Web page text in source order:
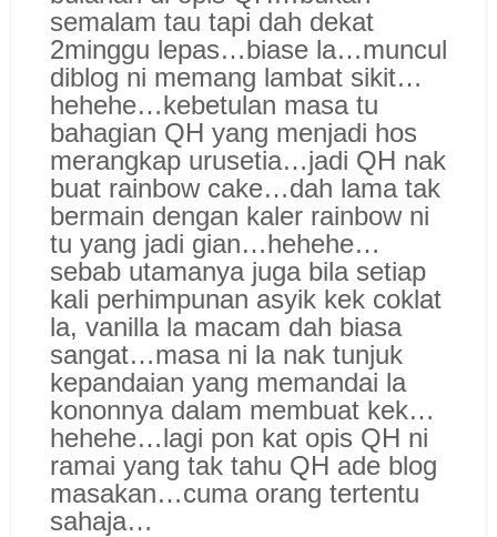
semalam tau tapi dah dekat
2minggu lepas…biase la…muncul
diblog ni memang lambat sikit…
hehehe…kebetulan masa tu
bahagian QH yang menjadi hos
merangkap urusetia…jadi QH nak
buat rainbow cake…dah lama tak
bermain dengan kaler rainbow ni
tu yang jadi gian…hehehe…
sebab utamanya juga bila setiap
kali perhimpunan asyik kek coklat
la, vanilla la macam dah biasa
sangat…masa ni la nak tunjuk
kepandaian yang memandai la
kononnya dalam membuat kek…
hehehe…lagi pon kat opis QH ni
ramai yang tak tahu QH ade blog
masakan…cuma orang tertentu
sahaja…